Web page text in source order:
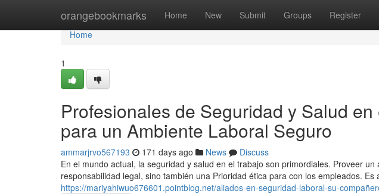
orangebookmarks Home New Submit Groups Register
Home
Home
1
Profesionales de Seguridad y Salud
para un Ambiente Laboral Seguro
ammarjrvo567193 171 days ago News
Discuss
En el mundo actual, la seguridad y salud en el trabajo son primordiales. Proveer
responsabilidad legal, sino también una Prioridad ética para con los empleados. Es
https://mariyahiwuo676601.pointblog.net/aliados-en-seguridad-laboral-su-